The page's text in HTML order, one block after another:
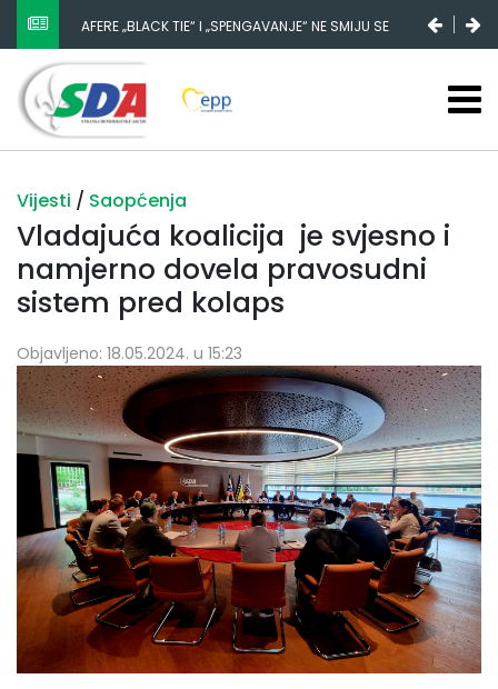
AFERE „BLACK TIE“ I „SPENGAVANJE“ NE SMIJU SE
ZATAŠKATI
Vijesti / Saopćenja
Vladajuća koalicija je svjesno i
namjerno dovela pravosudni
sistem pred kolaps
Objavljeno: 18.05.2024. u 15:23